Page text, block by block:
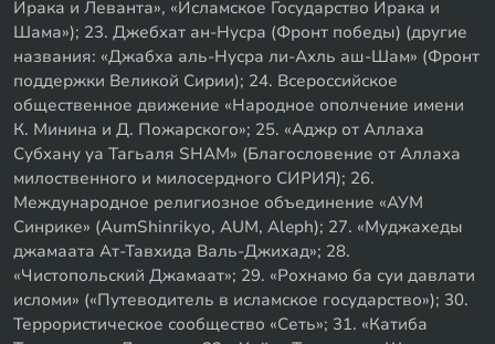
Ирака и Леванта», «Исламское Государство Ирака и
Шама»); 23. Джебхат ан-Нусра (Фронт победы) (другие
названия: «Джабха аль-Нусра ли-Ахль аш-Шам» (Фронт
поддержки Великой Сирии); 24. Всероссийское
общественное движение «Народное ополчение имени
К. Минина и Д. Пожарского»; 25. «Аджр от Аллаха
Субхану уа Тагьаля SHAM» (Благословение от Аллаха
милоственного и милосердного СИРИЯ); 26.
Международное религиозное объединение «АУМ
Синрике» (AumShinrikyo, AUM, Aleph); 27. «Муджахеды
джамаата Ат-Тавхида Валь-Джихад»; 28.
«Чистопольский Джамаат»; 29. «Рохнамо ба суи давлати
исломи» («Путеводитель в исламское государство»); 30.
Террористическое сообщество «Сеть»; 31. «Катиба